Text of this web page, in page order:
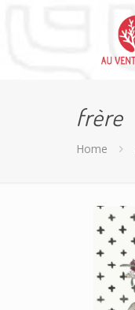
frère
Home